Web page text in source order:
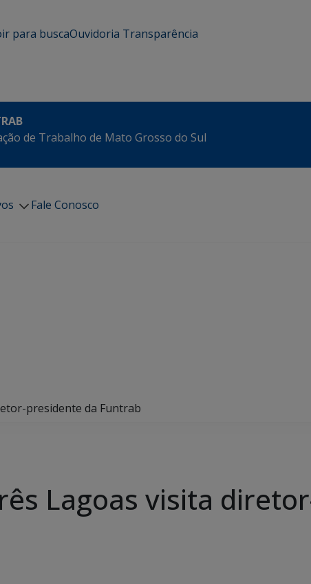
ir para buscaOuvidoria Transparência
de Trabalho de Mato Grosso do Sul
Fale Conosco
presidente da Funtrab
Lagoas visita